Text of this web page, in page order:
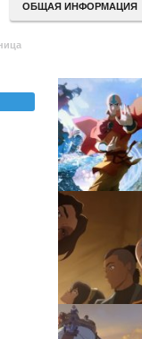
ОБЩАЯ ИНФОРМАЦИЯ